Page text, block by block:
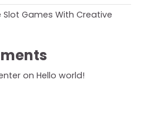
Slot Games With Creative
on Hello world!